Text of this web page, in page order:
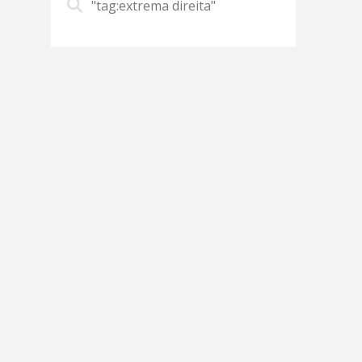
"tag:extrema direita"